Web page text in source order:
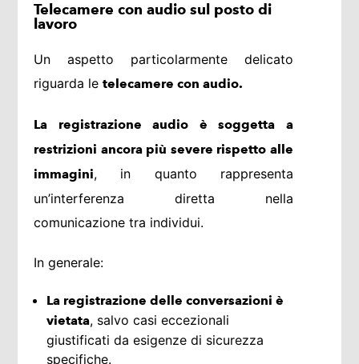
Telecamere con audio sul posto di
lavoro
Un aspetto particolarmente delicato
riguarda letelecamere con audio.
La registrazione audio è soggetta a
restrizioni ancora più severe rispetto alle
immagini, in quanto rappresenta
un’interferenza diretta nella
comunicazione tra individui.
In generale:
La registrazione delle conversazioni è
vietata, salvo casi eccezionali
giustificati da esigenze di sicurezza
specifiche.